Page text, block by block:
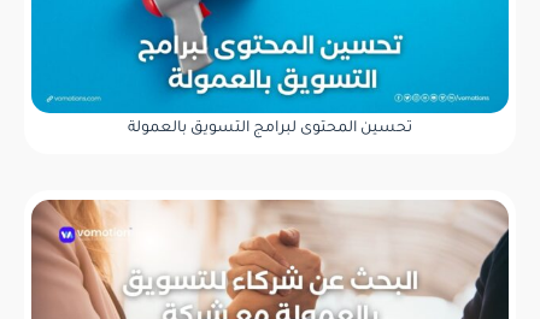
تحسين المحتوى لبرامج التسويق بالعمولة